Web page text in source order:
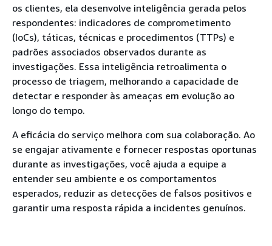
os clientes, ela desenvolve inteligência gerada pelos
respondentes: indicadores de comprometimento
(IoCs), táticas, técnicas e procedimentos (TTPs) e
padrões associados observados durante as
investigações. Essa inteligência retroalimenta o
processo de triagem, melhorando a capacidade de
detectar e responder às ameaças em evolução ao
longo do tempo.
A eficácia do serviço melhora com sua colaboração. Ao
se engajar ativamente e fornecer respostas oportunas
durante as investigações, você ajuda a equipe a
entender seu ambiente e os comportamentos
esperados, reduzir as detecções de falsos positivos e
garantir uma resposta rápida a incidentes genuínos.